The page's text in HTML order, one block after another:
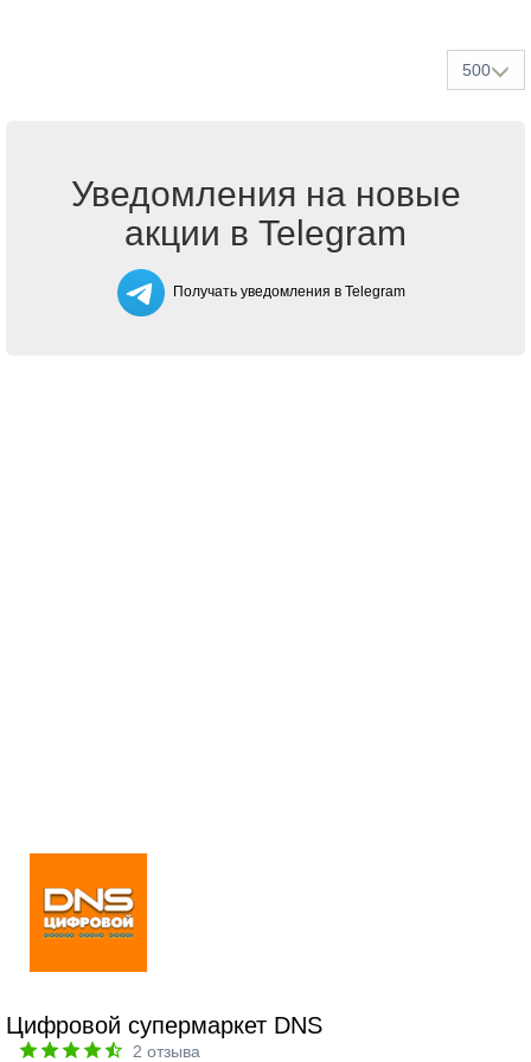
500
Уведомления на новые
акции в Telegram
Получать уведомления в Telegram
Цифровой супермаркет DNS
2 отзыва